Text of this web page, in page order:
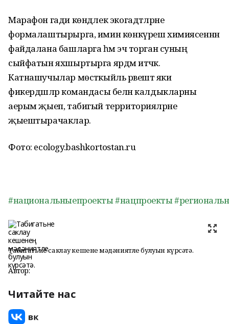
Марафон гади көндәлек экогадәтләрне
формалаштырырга, имин көнкүреш химиясеннән
файдалана башларга һәм эчә торган суның
сыйфатын яхшыртырга ярдәм итәчәк.
Катнашучылар мөстәкыйль рәвештә яки
фикердәшләр командасы белән калдыкларны
аерым җыеп, табигый территорияләрне
җыештырачаклар.
Фото: ecology.bashkortostan.ru
#национальныепроекты#нацпроекты
Табигатьне саклау кешенең мәдәниятле булуын күрсәтә.
Автор:
Читайте нас